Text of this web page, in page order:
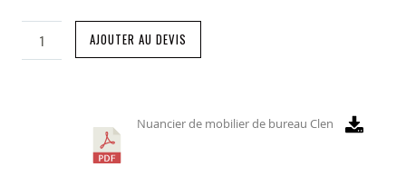
AJOUTER AU DEVIS
Nuancier de mobilier de bureau Clen